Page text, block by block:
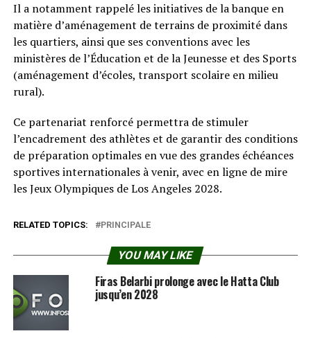
Il a notamment rappelé les initiatives de la banque en
matière d’aménagement de terrains de proximité dans
les quartiers, ainsi que ses conventions avec les
ministères de l’Éducation et de la Jeunesse et des Sports
(aménagement d’écoles, transport scolaire en milieu
rural).
Ce partenariat renforcé permettra de stimuler
l’encadrement des athlètes et de garantir des conditions
de préparation optimales en vue des grandes échéances
sportives internationales à venir, avec en ligne de mire
les Jeux Olympiques de Los Angeles 2028.
RELATED TOPICS: PRINCIPALE
YOU MAY LIKE
Firas Belarbi prolonge avec le Hatta Club
jusqu’en 2028